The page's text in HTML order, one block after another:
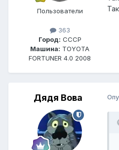
Пользователи
363
Город: СССР
Машина: TOYOTA
FORTUNER 4.0 2008
Дядя Вова